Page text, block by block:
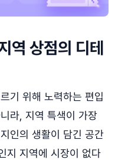
역 상점의 디테
기 위해 노력하는 편입
라, 지역 특색이 가장
인의 생활이 담긴 공간
지 지역에 시장이 없다